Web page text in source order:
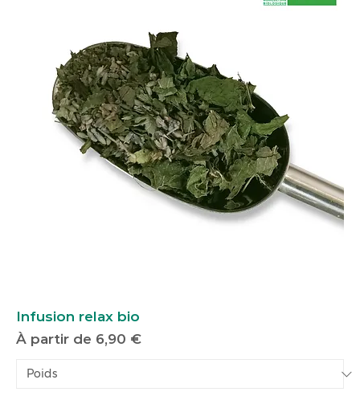
Infusion relax bio
À partir de 6,90 €
Prix promotionnel